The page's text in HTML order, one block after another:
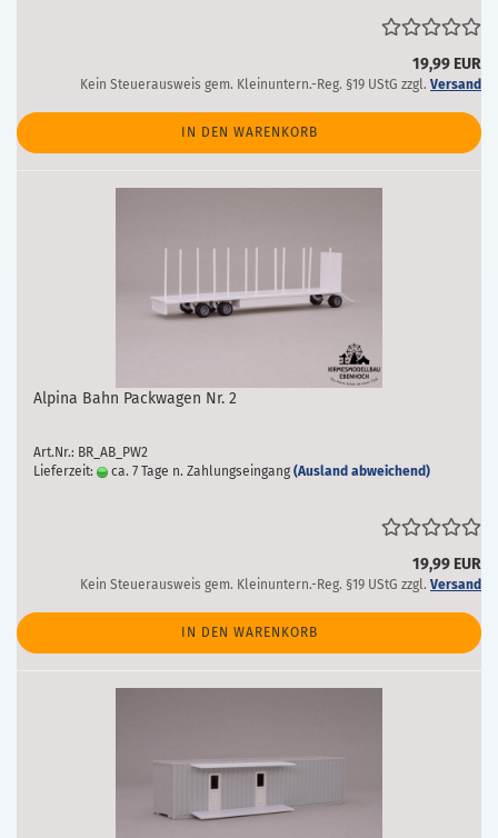
19,99 EUR
Kein Steuerausweis gem. Kleinuntern.-Reg. §19 UStG zzgl. Versand
IN DEN WARENKORB
Alpina Bahn Packwagen Nr. 2
Art.Nr.: BR_AB_PW2
Lieferzeit:
ca. 7 Tage n. Zahlungseingang (Ausland abweichend)
19,99 EUR
Kein Steuerausweis gem. Kleinuntern.-Reg. §19 UStG zzgl. Versand
IN DEN WARENKORB